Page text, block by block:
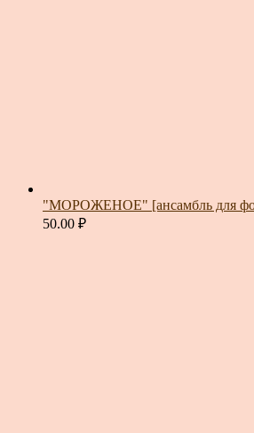
"МОРОЖЕНОЕ" [ансамбль для
50.00 ₽